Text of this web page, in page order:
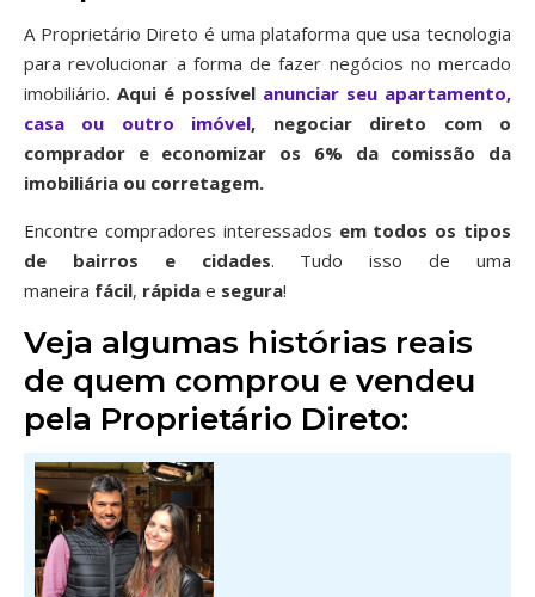
A Proprietário Direto é uma plataforma que usa tecnologia
para revolucionar a forma de fazer negócios no mercado
imobiliário. Aqui é possível anunciar seu apartamento,
casa ou outro imóvel, negociar direto com o
comprador e economizar os 6% da comissão da
imobiliária ou corretagem.
Encontre compradores interessados em todos os tipos
de bairros
e cidades. Tudo isso de uma
maneira fácil, rápida e segura!
Veja algumas histórias reais
de quem comprou e vendeu
pela Proprietário Direto: